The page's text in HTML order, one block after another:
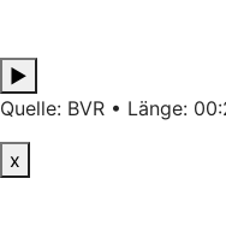
▶
Quelle: BVR • Länge:
x